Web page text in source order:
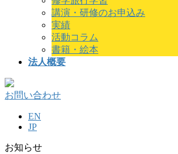
講演・研修のお申込み
実績
活動コラム
書籍・絵本
法人概要
お問い合わせ
EN
JP
お知らせ